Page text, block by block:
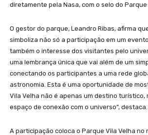
diretamente pela Nasa, com o selo do Parque
O gestor do parque, Leandro Ribas, afirma
simboliza não só a participação em um
também o interesse dos visitantes pelo
uma lembrança única que vai além de um
conectando os participantes a uma rede
astronomia. Esta é uma oportunidade de
Vila Velha não é apenas um destino turístico,
espaço de conexão com o universo”, destaca.
A participação coloca o Parque Vila Velha no